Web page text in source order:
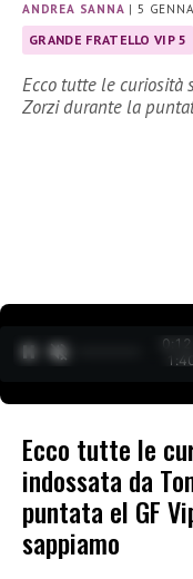
ANDREA SANNA |5
GRANDE FRATELLO VIP 5
Ecco tutte le curiosità
Zorzi durante la
Ecco tutte le
indossata da
puntata el GF
sappiamo